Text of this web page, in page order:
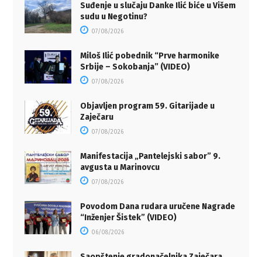
Suđenje u slučaju Danke Ilić biće u Višem
sudu u Negotinu?
07/08/2026
Miloš Ilić pobednik “Prve harmonike
Srbije – Sokobanja” (VIDEO)
07/08/2026
Objavljen program 59. Gitarijade u
Zaječaru
07/08/2026
Manifestacija „Pantelejski sabor” 9.
avgusta u Marinovcu
07/08/2026
Povodom Dana rudara uručene Nagrade
“Inženjer Šistek” (VIDEO)
06/08/2026